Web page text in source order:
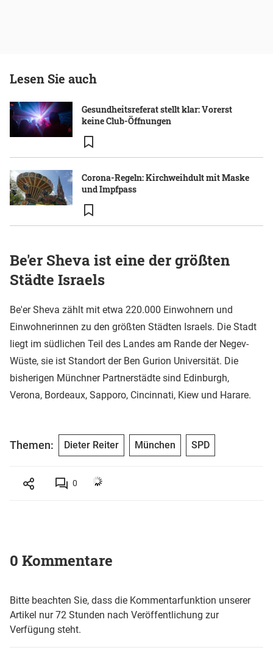
Lesen Sie auch
Gesundheitsreferat stellt klar: Vorerst
keine Club-Öffnungen
Corona-Regeln: Kirchweihdult mit Maske
und Impfpass
Be'er Sheva ist eine der größten
Städte Israels
Be'er Sheva zählt mit etwa 220.000 Einwohnern und
Einwohnerinnen zu den größten Städten Israels. Die Stadt
liegt im südlichen Teil des Landes am Rande der Negev-
Wüste, sie ist Standort der Ben Gurion Universität. Die
bisherigen Münchner Partnerstädte sind Edinburgh,
Verona, Bordeaux, Sapporo, Cincinnati, Kiew und Harare.
Themen: Dieter Reiter München SPD
0
0 Kommentare
Bitte beachten Sie, dass die Kommentarfunktion unserer
Artikel nur 72 Stunden nach Veröffentlichung zur
Verfügung steht.